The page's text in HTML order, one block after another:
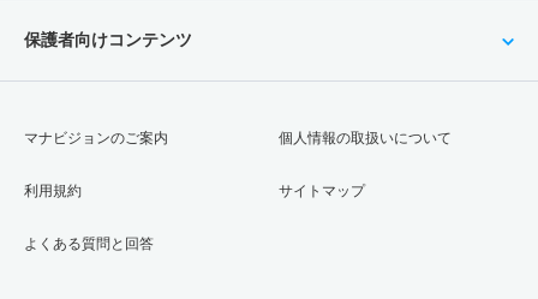
保護者向けコンテンツ
マナビジョンのご案内
利用規約
よくある質問と回答
個人情報の取扱いについて
サイトマップ